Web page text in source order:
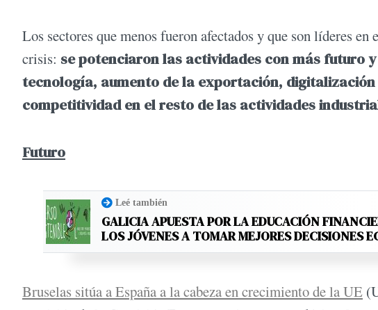
Los sectores que menos fueron afectados y que son líderes
crisis: se potenciaron las actividades con más futuro
tecnología, aumento de la exportación,
competitividad en el resto de las actividades
Futuro
Leé también
GALICIA APUESTA POR LA EDUCACIÓN
LOS JÓVENES A TOMAR MEJORES DECISIONES
Bruselas sitúa a España a la cabeza en crecimiento de la UE